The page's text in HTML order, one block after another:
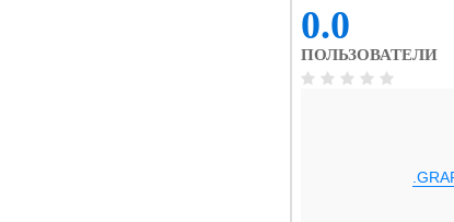
0.0
ПОЛЬЗОВАТЕЛИ